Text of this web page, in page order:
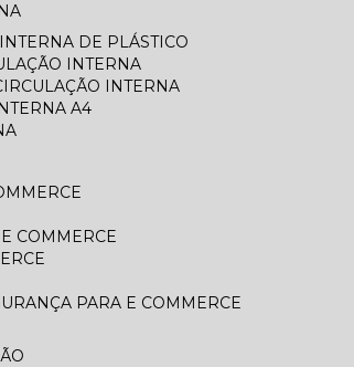
DE PLÁSTICO
INTERNA
INTERNA
A4
COMMERCE
PARA E COMMERCE